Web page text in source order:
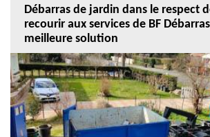
Débarras de jardin dans le respect
recourir aux services de BF
meilleure solution